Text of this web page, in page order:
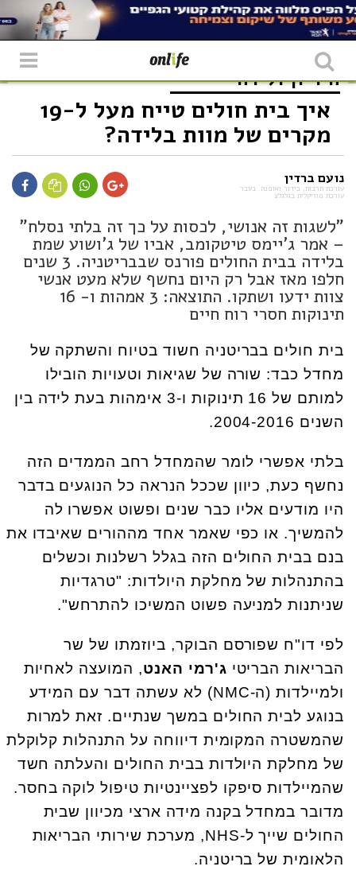
היריון ולידה
איך בית חולים טייח מעל ל-19
מקרים של מוות בלידה?
נועם ברדין
עורכת תרבות, בידור ואופנה. בעבר
עורכת מוזיקלית בגלגלצ
"לשגות זה אנושי, לכסות על כך זה בלתי נסלח"
– אמר ג'יימס טיטקומב, אביו של ג'ושוע שמת
בלידה בבית החולים פורנס שבבריטניה. 3 שנים
חלפו מאז אבל רק היום נחשף שלא מעט אנשי
צוות ידעו ושתקו. התוצאה: 3 אמהות ו- 16
תינוקות חסרי רוח חיים
בית חולים בבריטניה חשוד בטיוח והשתקה של
מחדל כבד: שורה של שגיאות וטעויות הובילו
למותם של 16 תינוקות ו-3 אימהות בעת לידה בין
השנים 2004-2016.
בלתי אפשרי לומר שהמחדל רחב הממדים הזה
נחשף כעת, כיוון שככל הנראה כל הנוגעים בדבר
היו מודעים אליו כבר שנים ופשוט אפשרו לה
להמשיך. או כפי שאמר אחד מההורים שאיבדו את
בנם בבית החולים הזה בגלל רשלנות וכשלים
בהתנהלות של מחלקת היולדות: "טרגדיות
שניתנות למניעה פשוט המשיכו להתרחש".
לפי דו"ח שפורסם הבוקר, ביוזמתו של שר
הבריאות הבריטי ג'רמי האנט, המועצה לאחיות
ולמיילדות (ה-NMC) לא עשתה דבר עם המידע
בנוגע לבית החולים במשך שנתיים. זאת למרות
שהמשטרה המקומית דיווחה על התנהלות קלוקלת
של מחלקת היולדות בבית החולים והעלתה חשד
שהמיילדות סיפקו לפציינטיות טיפול לוקה בחסר.
מדובר במחדל בקנה מידה ארצי מכיוון שבית
החולים שייך ל-NHS, מערכת שירותי הבריאות
הלאומית של בריטניה.